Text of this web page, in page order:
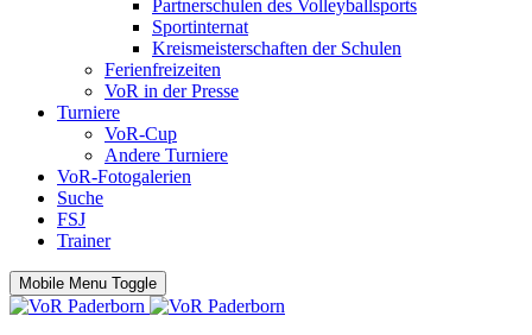
Partnerschulen des Volleyballsports
Sportinternat
Kreismeisterschaften der Schulen
Ferienfreizeiten
VoR in der Presse
Turniere
VoR-Cup
Andere Turniere
VoR-Fotogalerien
Suche
FSJ
Trainer
Mobile Menu Toggle